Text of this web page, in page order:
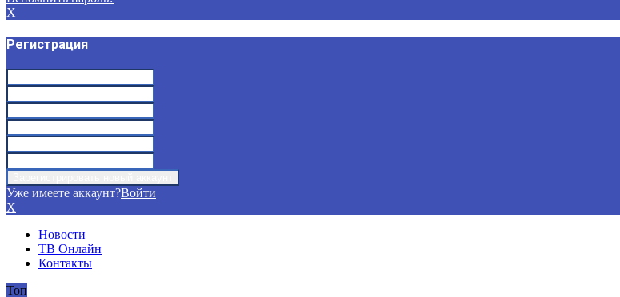
X
Регистрация
Уже имеете аккаунт?Войти
X
Новости
ТВ Онлайн
Контакты
Топ